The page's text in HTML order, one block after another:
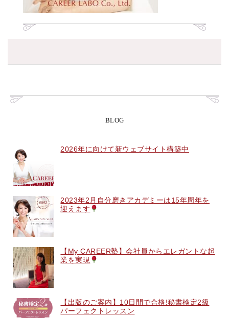
BLOG
2026年に向けて新ウェブサイト構築中
2023年2月自分磨きアカデミーは15年周年を
迎えます
【My CAREER塾】会社員からエレガントな起
業を実現
【出版のご案内】10日間で合格!秘書検定2級
パーフェクトレッスン